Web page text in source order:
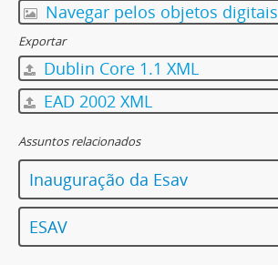
Navegar pelos objetos digitais
Exportar
Dublin Core 1.1 XML
EAD 2002 XML
Assuntos relacionados
Inauguração da Esav
ESAV